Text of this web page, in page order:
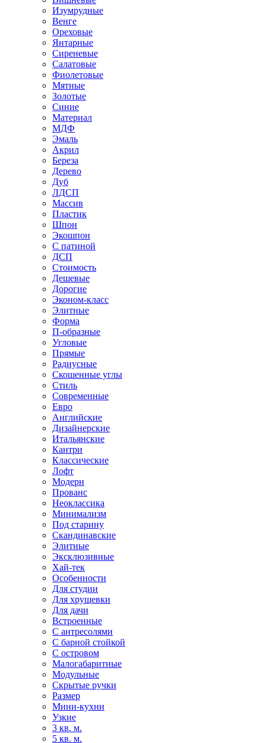
Изумрудные
Венге
Ореховые
Янтарные
Сиреневые
Салатовые
Фиолетовые
Мятные
Золотые
Синие
Материал
МДФ
Эмаль
Акрил
Береза
Дерево
Дуб
ЛДСП
Массив
Пластик
Шпон
Экошпон
С патиной
ДСП
Стоимость
Дешевые
Дорогие
Эконом-класс
Элитные
Форма
П-образные
Угловые
Прямые
Радиусные
Скошенные углы
Стиль
Современные
Евро
Английские
Дизайнерские
Итальянские
Кантри
Классические
Лофт
Модерн
Прованс
Неоклассика
Минимализм
Под старину
Скандинавские
Элитные
Эксклюзивные
Хай-тек
Особенности
Для студии
Для хрущевки
Для дачи
Встроенные
С антресолями
С барной стойкой
С островом
Малогабаритные
Модульные
Скрытые ручки
Размер
Мини-кухни
Узкие
3 кв. м.
5 кв. м.